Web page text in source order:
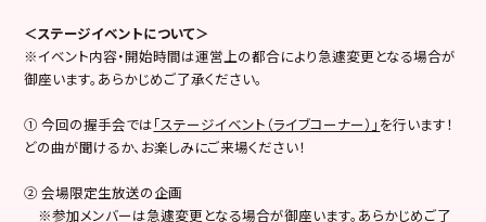
＜ステージイベントについて＞
※イベント内容・開始時間は運営上の都合により急遽変更となる場合が
御座います。あらかじめご了承ください。
① 今回の握手会では「ステージイベント（ライブコーナー）」 を行います！
どの曲が聞けるか、お楽しみにご来場ください！
② 会場限定生放送の企画
※参加メンバーは急遽変更となる場合が御座います。あらかじめご了